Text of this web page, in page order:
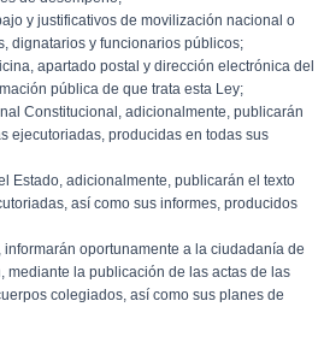
y justificativos de movilización nacional o
dignatarios y funcionarios públicos;
apartado postal y dirección electrónica del
pública de que trata esta Ley;
Constitucional, adicionalmente, publicarán
ejecutoriadas, producidas en todas sus
Estado, adicionalmente, publicarán el texto
así como sus informes, producidos
oportunamente a la ciudadanía de
mediante la publicación de las actas de las
colegiados, así como sus planes de